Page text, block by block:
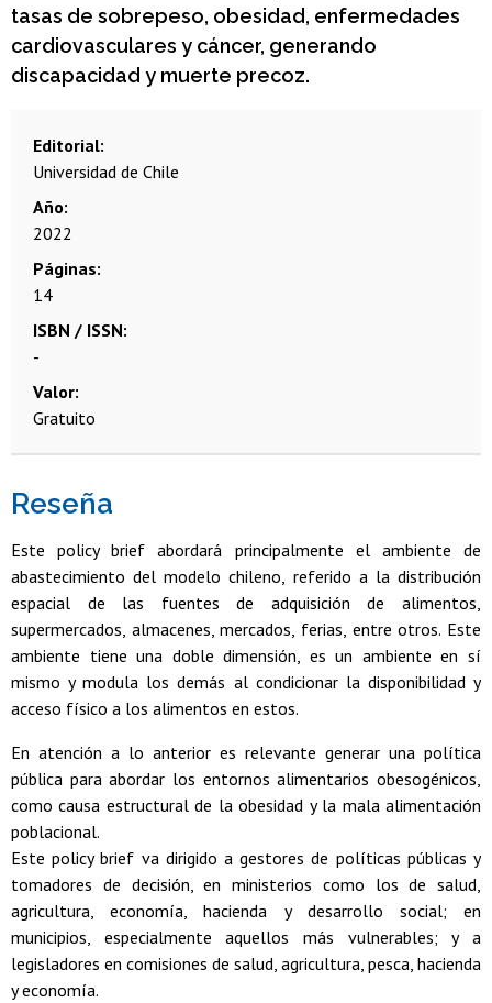
tasas de sobrepeso, obesidad, enfermedades
cardiovasculares y cáncer, generando
discapacidad y muerte precoz.
Editorial
Universidad de Chile
Año
2022
Páginas
14
ISBN / ISSN
-
Valor
Gratuito
Reseña
Este policy brief abordará principalmente el ambiente de
abastecimiento del modelo chileno, referido a la distribución
espacial de las fuentes de adquisición de alimentos,
supermercados, almacenes, mercados, ferias, entre otros. Este
ambiente tiene una doble dimensión, es un ambiente en sí
mismo y modula los demás al condicionar la disponibilidad y
acceso físico a los alimentos en estos.
En atención a lo anterior es relevante generar una política
pública para abordar los entornos alimentarios obesogénicos,
como causa estructural de la obesidad y la mala alimentación
poblacional.
Este policy brief va dirigido a gestores de políticas públicas y
tomadores de decisión, en ministerios como los de salud,
agricultura, economía, hacienda y desarrollo social; en
municipios, especialmente aquellos más vulnerables; y a
legisladores en comisiones de salud, agricultura, pesca, hacienda
y economía.